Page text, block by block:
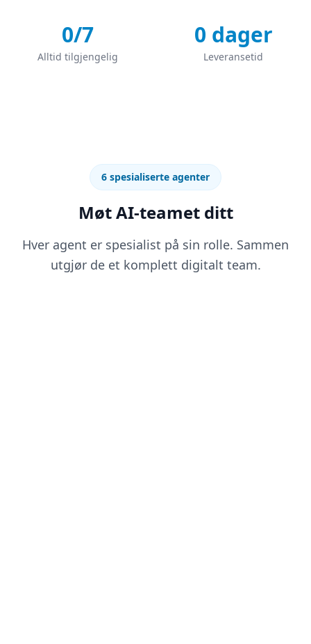
0/7
Alltid tilgjengelig
0 dager
Leveransetid
6 spesialiserte agenter
Møt AI-teamet ditt
Hver agent er spesialist på sin rolle. Sammen
utgjør de et komplett digitalt team.